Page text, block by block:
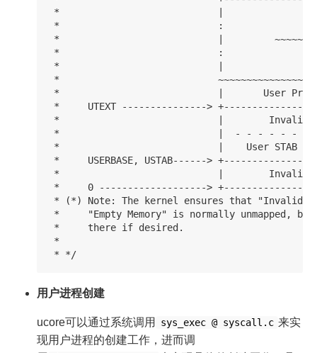
*                            |
*                            :
*                            |
*                            :
*                            |
*
*                            |       User
*     UTEXT --------------->
*                            |        Invalid
*                            |  - - - - - - -
*                            |    User STAB
*     USERBASE, USTAB------>
*                            |        Invalid
*     0 ------------------->
* (*) Note: The kernel ensures that "Invalid
*     "Empty Memory" is normally unmapped, but
*     there if desired.
*
用户进程创建
ucore可以通过系统调用 sys_exec @ syscall.c 来实
现用户进程的创建工作，进而调